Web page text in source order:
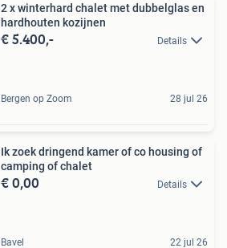
2 x winterhard chalet met dubbelglas en
hardhouten kozijnen
€ 5.400,- Details
Bergen op Zoom 28 jul 26
Ik zoek dringend kamer of co housing of
camping of chalet
€ 0,00 Details
Bavel 22 jul 26